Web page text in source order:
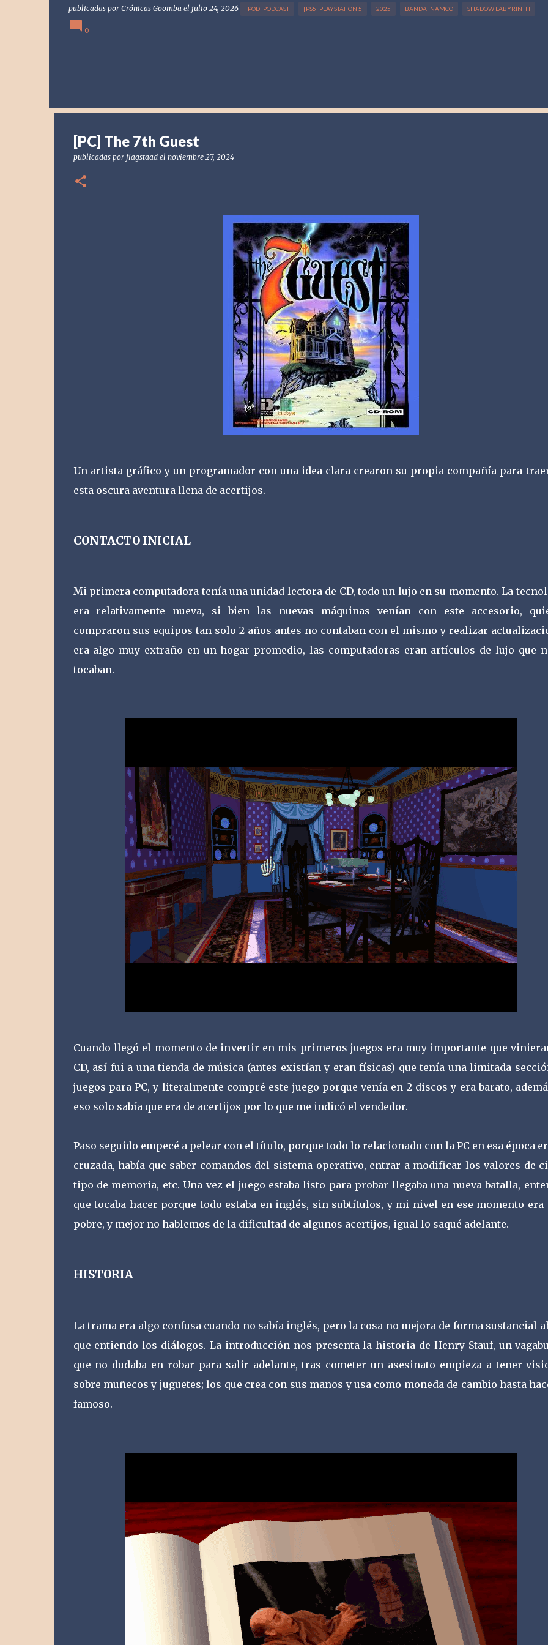
publicadas por Crónicas Goomba el julio 24, 2026 [POD] PODCAST [PS5] PLAYSTATION 5 2025 BANDAI NAMCO SHADOW LABYRINTH
0
[PC] The 7th Guest
publicadas por flagstaad el noviembre 27, 2024
Un artista gráfico y un programador con una idea clara crearon su propia compañía para
esta oscura aventura llena de acertijos.
CONTACTO INICIAL
Mi primera computadora tenía una unidad lectora de CD, todo un lujo en su momento. La
era relativamente nueva, si bien las nuevas máquinas venían con este accesorio,
compraron sus equipos tan solo 2 años antes no contaban con el mismo y realizar
era algo muy extraño en un hogar promedio, las computadoras eran artículos de lujo que
tocaban.
Cuando llegó el momento de invertir en mis primeros juegos era muy importante que
CD, así fui a una tienda de música (antes existían y eran físicas) que tenía una limitada
juegos para PC, y literalmente compré este juego porque venía en 2 discos y era barato,
eso solo sabía que era de acertijos por lo que me indicó el vendedor.
Paso seguido empecé a pelear con el título, porque todo lo relacionado con la PC en esa época
cruzada, había que saber comandos del sistema operativo, entrar a modificar los valores de
tipo de memoria, etc. Una vez el juego estaba listo para probar llegaba una nueva batalla,
que tocaba hacer porque todo estaba en inglés, sin subtítulos, y mi nivel en ese momento era
pobre, y mejor no hablemos de la dificultad de algunos acertijos, igual lo saqué adelante.
HISTORIA
La trama era algo confusa cuando no sabía inglés, pero la cosa no mejora de forma sustancial
que entiendo los diálogos. La introducción nos presenta la historia de Henry Stauf, un
que no dudaba en robar para salir adelante, tras cometer un asesinato empieza a tener
sobre muñecos y juguetes; los que crea con sus manos y usa como moneda de cambio hasta
famoso.